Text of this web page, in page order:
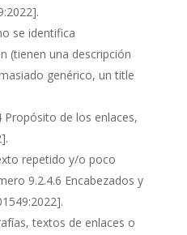
.
se identifica
(tienen una descripción
genérico, un title
de los enlaces,
repetido y/o poco
9.2.4.6 Encabezados y
textos de enlaces o